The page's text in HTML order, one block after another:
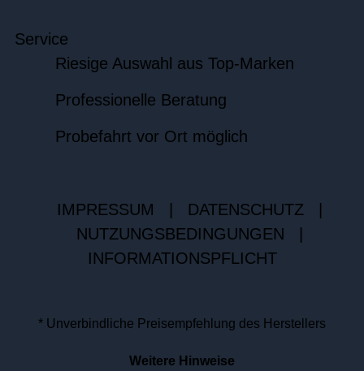
Service
Riesige Auswahl aus Top-Marken
Professionelle Beratung
Probefahrt vor Ort möglich
IMPRESSUM DATENSCHUTZ
NUTZUNGSBEDINGUNGEN
INFORMATIONSPFLICHT
* Unverbindliche Preisempfehlung des Herstellers
Weitere Hinweise